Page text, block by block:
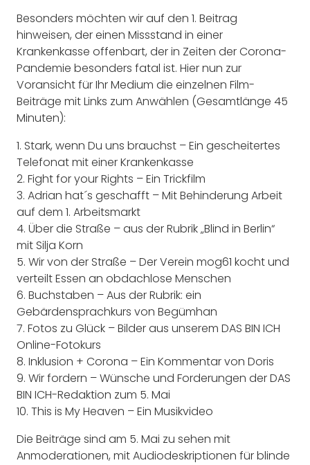
Besonders möchten wir auf den 1. Beitrag
hinweisen, der einen Missstand in einer
Krankenkasse offenbart, der in Zeiten der Corona-
Pandemie besonders fatal ist. Hier nun zur
Voransicht für Ihr Medium die einzelnen Film-
Beiträge mit Links zum Anwählen (Gesamtlänge 45
Minuten):
1. Stark, wenn Du uns brauchst – Ein gescheitertes
Telefonat mit einer Krankenkasse
2. Fight for your Rights – Ein Trickfilm
3. Adrian hat´s geschafft – Mit Behinderung Arbeit
auf dem 1. Arbeitsmarkt
4. Über die Straße – aus der Rubrik „Blind in Berlin“
mit Silja Korn
5. Wir von der Straße – Der Verein mog61 kocht und
verteilt Essen an obdachlose Menschen
6. Buchstaben – Aus der Rubrik: ein
Gebärdensprachkurs von Begümhan
7. Fotos zu Glück – Bilder aus unserem DAS BIN ICH
Online-Fotokurs
8. Inklusion + Corona – Ein Kommentar von Doris
9. Wir fordern – Wünsche und Forderungen der DAS
BIN ICH-Redaktion zum 5. Mai
10. This is My Heaven – Ein Musikvideo
Die Beiträge sind am 5. Mai zu sehen mit
Anmoderationen, mit Audiodeskriptionen für blinde